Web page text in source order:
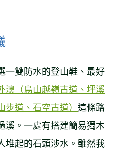
一雙防水的登山鞋、最好
澳（烏山越嶺古道、坪溪
道、石空古道） 這條路
溪。一處有搭建簡易獨木
堆起的石頭涉水。雖然我